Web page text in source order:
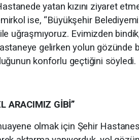
yatan kızını ziyaret
ise, “Büyükşehir
uğraşmıyoruz. Evimizden
gelirken yolun
konforlu geçtiğini söyledi.
ARACIMIZ GİBİ”
olmak için Şehir